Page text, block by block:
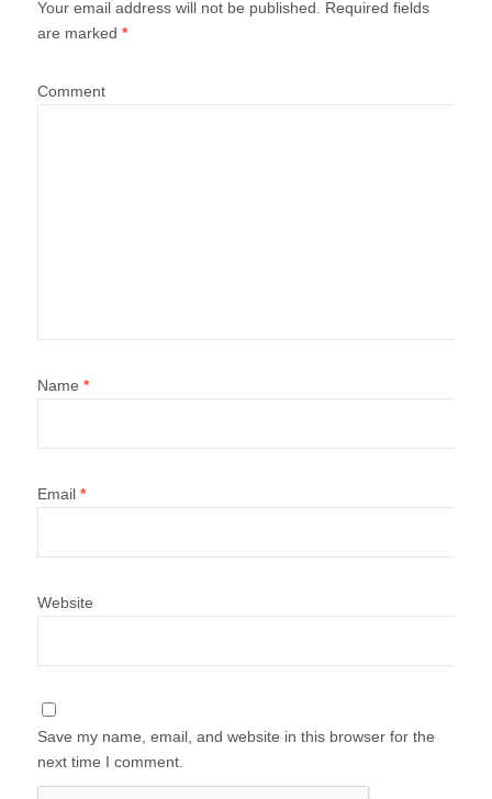
Your email address will not be published.
Required fields
are marked *
Comment
Name *
Email *
Website
Save my name, email, and website in this browser for the
next time I comment.